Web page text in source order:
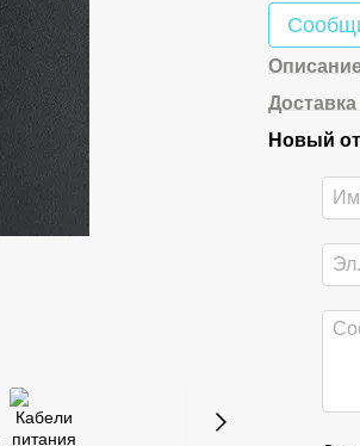
Доставка
Новый